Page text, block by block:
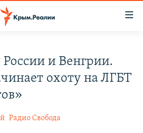
11 ИСТОРИЙ СОПРОТИВЛЕНИЯ
и Венгрии.
охоту на ЛГБТ
Радио Свобода